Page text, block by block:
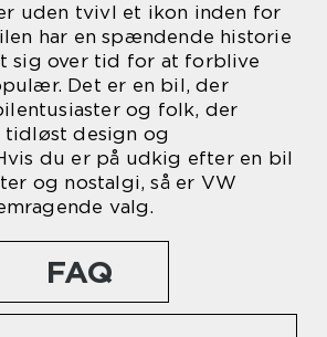
uden tvivl et ikon inden for
har en spændende historie
sig over tid for at forblive
Det er en bil, der
og folk, der
design og
du er på udkig efter en bil
og nostalgi, så er VW
valg.
FAQ